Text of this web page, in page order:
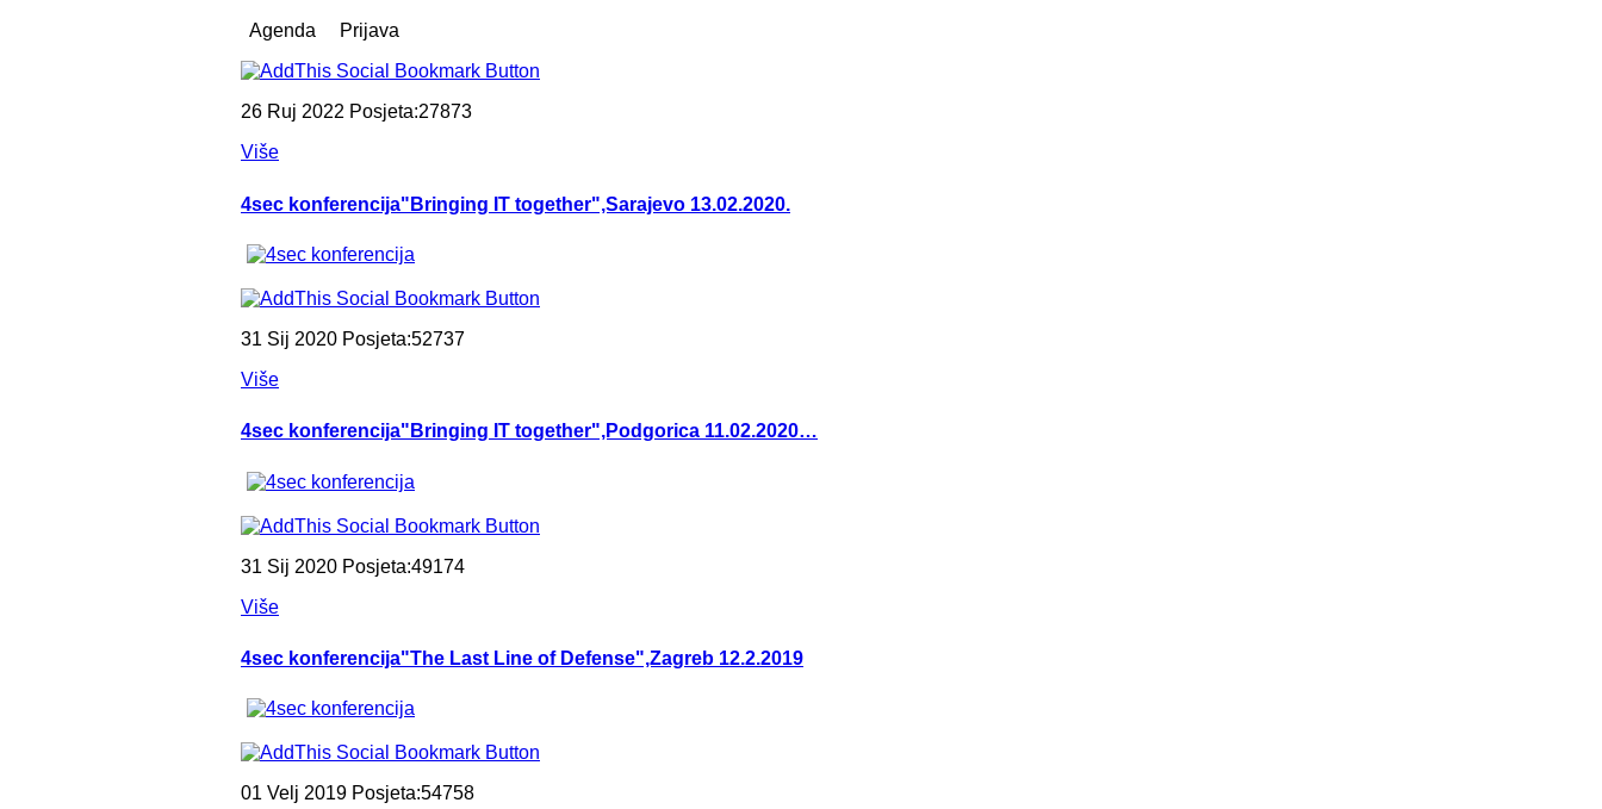
Agenda Prijava
26 Ruj 2022 Posjeta:27873
Više
4sec konferencija"Bringing IT together",Sarajevo 13.02.2020.
31 Sij 2020 Posjeta:52737
Više
4sec konferencija"Bringing IT together",Podgorica 11.02.2020…
31 Sij 2020 Posjeta:49174
Više
4sec konferencija"The Last Line of Defense",Zagreb 12.2.2019
01 Velj 2019 Posjeta:54758